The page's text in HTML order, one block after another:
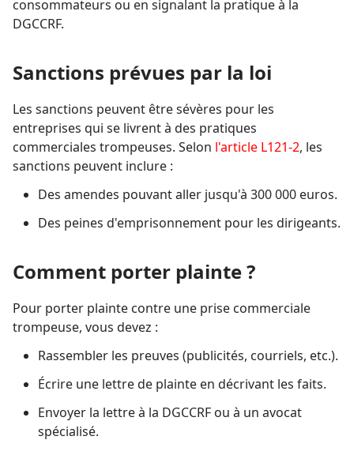
consommateurs ou en signalant la pratique à la
DGCCRF.
Sanctions prévues par la loi
Les sanctions peuvent être sévères pour les
entreprises qui se livrent à des pratiques
commerciales trompeuses. Selon l'article L121-2, les
sanctions peuvent inclure :
Des amendes pouvant aller jusqu'à 300 000 euros.
Des peines d'emprisonnement pour les dirigeants.
Comment porter plainte ?
Pour porter plainte contre une prise commerciale
trompeuse, vous devez :
Rassembler les preuves (publicités, courriels, etc.).
Écrire une lettre de plainte en décrivant les faits.
Envoyer la lettre à la DGCCRF ou à un avocat
spécialisé.